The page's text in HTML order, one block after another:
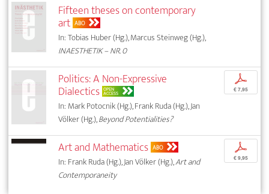
Fifteen theses on contemporary
art ABO
In: Tobias Huber (Hg.), Marcus Steinweg (Hg.),
INAESTHETIK – NR. 0
Politics: A Non-Expressive
Dialectics OPEN
ACCESS
In: Mark Potocnik (Hg.), Frank Ruda (Hg.), Jan
Völker (Hg.),Beyond Potentialities?
p
€ 7,95
Art and Mathematics ABO
In: Frank Ruda (Hg.), Jan Völker (Hg.),Art and
Contemporaneity
p
€ 9,95